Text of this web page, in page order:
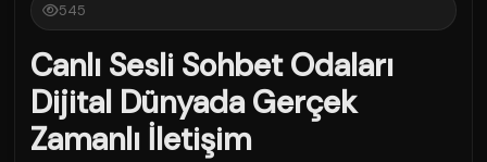
545
Canlı Sesli Sohbet Odaları
Dijital Dünyada Gerçek
Zamanlı İletişim